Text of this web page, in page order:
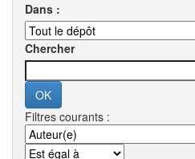
Dans :
Chercher
Filtres courants :